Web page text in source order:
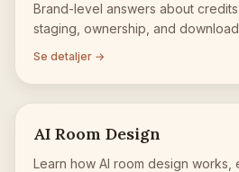
Brand-level answers about
staging, ownership, and
Se detaljer →
AI Room Design
Learn how AI room design